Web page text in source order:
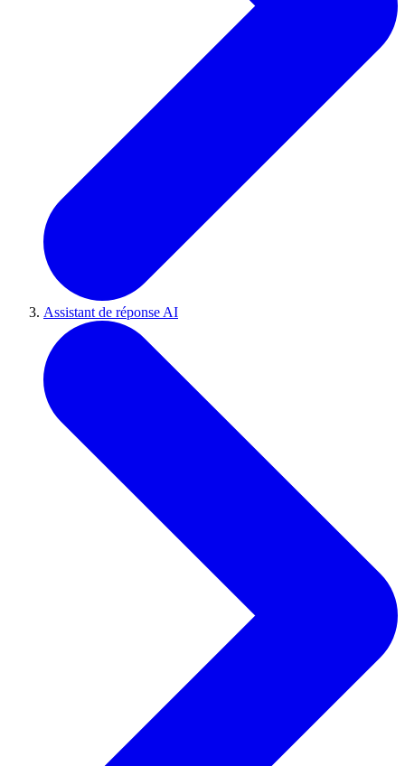
Assistant de réponse AI